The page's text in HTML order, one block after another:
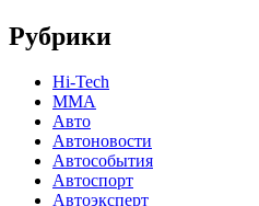
Рубрики
Hi-Tech
MMA
Авто
Автоновости
Автособытия
Автоспорт
Автоэксперт